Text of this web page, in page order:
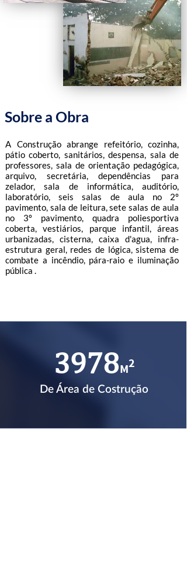
Sobre a Obra
A Construção abrange refeitório, cozinha,
pátio coberto, sanitários, despensa, sala de
professores, sala de orientação pedagógica,
arquivo, secretária, dependências para
zelador, sala de informática, auditório,
laboratório, seis salas de aula no 2º
pavimento, sala de leitura, sete salas de aula
no 3º pavimento, quadra poliesportiva
coberta, vestiários, parque infantil, áreas
urbanizadas, cisterna, caixa d'agua, infra-
estrutura geral, redes de lógica, sistema de
combate a incêndio, pára-raio e iluminação
pública .
4487
De Área de Costrução
M2